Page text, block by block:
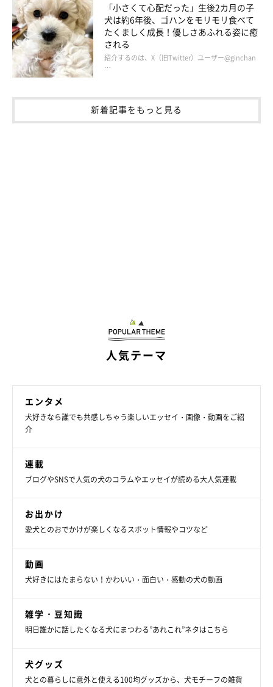
「小さくて心配だった」生後2カ月の子
犬は約6年後、ゴハンをモリモリ食べて
たくましく成長！優しさあふれる姿に癒
される
紹介するのは、X（旧Twitter）ユーザー@ginchan
…
新着記事をもっと見る
人気テーマ
エンタメ
犬好きなら誰でも共感しちゃう楽しいエッセイ・画像・動画をご紹
介
連載
ブログやSNSで人気の犬のコラムやエッセイが読める大人気連載
お出かけ
愛犬とのおでかけが楽しくなるスポット情報やコツなど
動画
犬好きにはたまらない！かわいい・面白い・感動の犬の動画
雑学・豆知識
明日誰かに話したくなる犬にまつわる”あれこれ”ネタはこちら
犬グッズ
犬との暮らしに意外と使える100均グッズから、犬モチーフの雑貨